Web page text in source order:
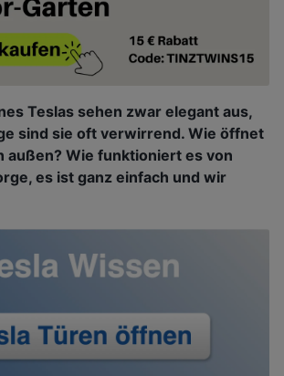
Teslas sehen zwar elegant aus,
sind sie oft verwirrend. Wie öffnet
außen? Wie funktioniert es von
es ist ganz einfach und wir